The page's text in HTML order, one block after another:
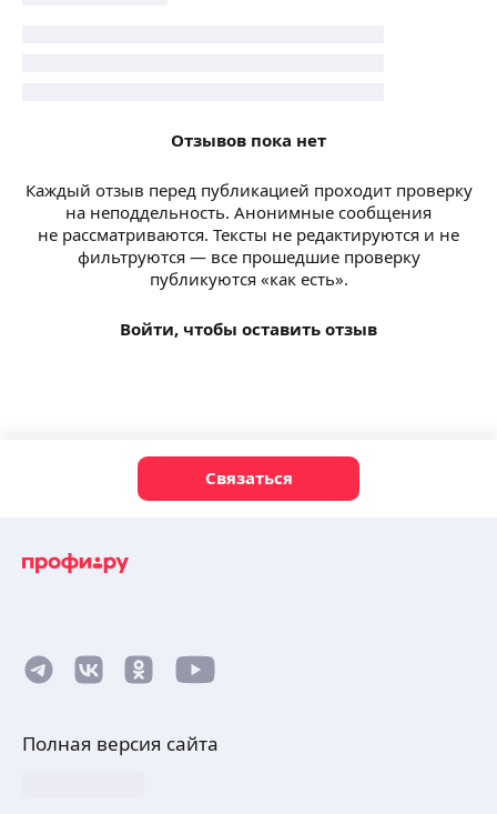
Отзывов пока нет
Каждый отзыв перед публикацией проходит проверку
на неподдельность. Анонимные сообщения
не рассматриваются. Тексты не редактируются и не
фильтруются — все прошедшие проверку
публикуются «как есть».
Войти, чтобы оставить отзыв
Связаться
Полная версия сайта